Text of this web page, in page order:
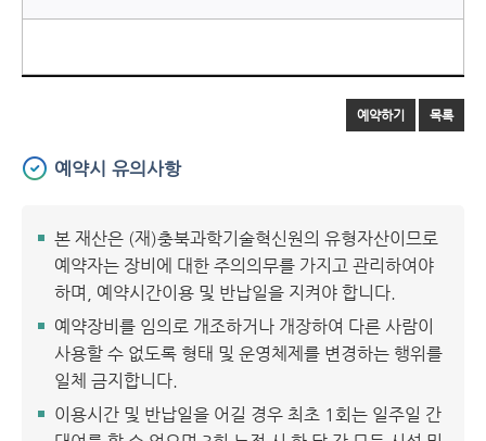
예약하기 목록
예약시 유의사항
본 재산은 (재)충북과학기술혁신원의 유형자산이므로
예약자는 장비에 대한 주의의무를 가지고 관리하여야
하며, 예약시간이용 및 반납일을 지켜야 합니다.
예약장비를 임의로 개조하거나 개장하여 다른 사람이
사용할 수 없도록 형태 및 운영체제를 변경하는 행위를
일체 금지합니다.
이용시간 및 반납일을 어길 경우 최초 1회는 일주일 간